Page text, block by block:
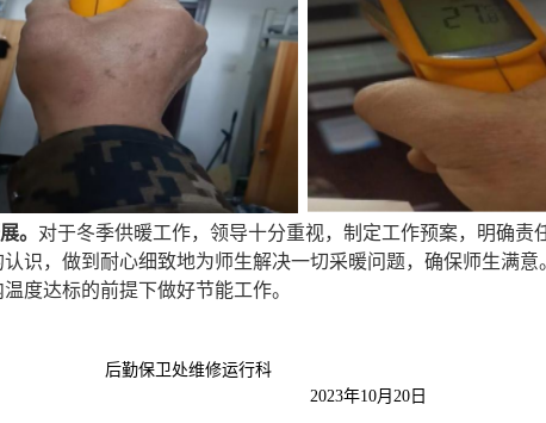
。 对于冬季供暖工作， 领导十分重视，制定工作预案，明确责
识，做到耐心细致地为师生解决一切采暖问题，确保师生满意
度达标的前提下做好节能工作。
后勤保卫处维修运行科
2023年10月20日